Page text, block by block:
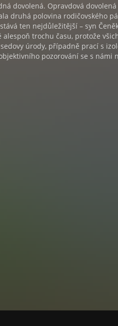
dovolená. Opravdová
druhá polovina rodičovského
ten nejdůležitější – syn
alespoň trochu času, protože
úrody, případně prací s
pozorování se s námi